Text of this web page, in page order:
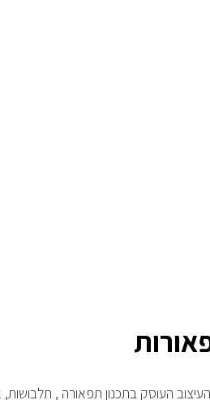
העוסק בתכנון תפאורה ,